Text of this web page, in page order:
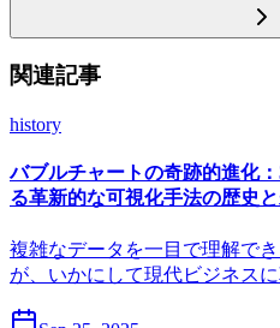
関連記事
history
バブルチャートの奇跡的進化
る革新的な可視化手法の歴史
複雑なデータを一目で理解で
が、いかにして現代ビジネス